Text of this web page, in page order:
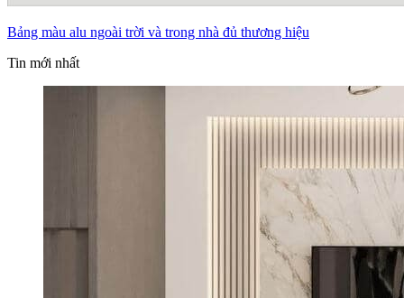
Bảng màu alu ngoài trời và trong nhà đủ thương hiệu
Tin mới nhất